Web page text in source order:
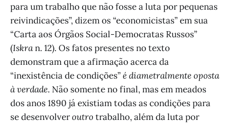
para um trabalho que não fosse a luta por pequenas
reivindicações”, dizem os “economicistas” em sua
“Carta aos Órgãos Social-Democratas Russos”
(Iskran. 12). Os fatos presentes no texto
demonstram que a afirmação acerca da
“inexistência de condições”é diametralmente oposta
à verdade. Não somente no final, mas em meados
dos anos 1890 já existiam todas as condições para
se desenvolveroutro trabalho, além da luta por